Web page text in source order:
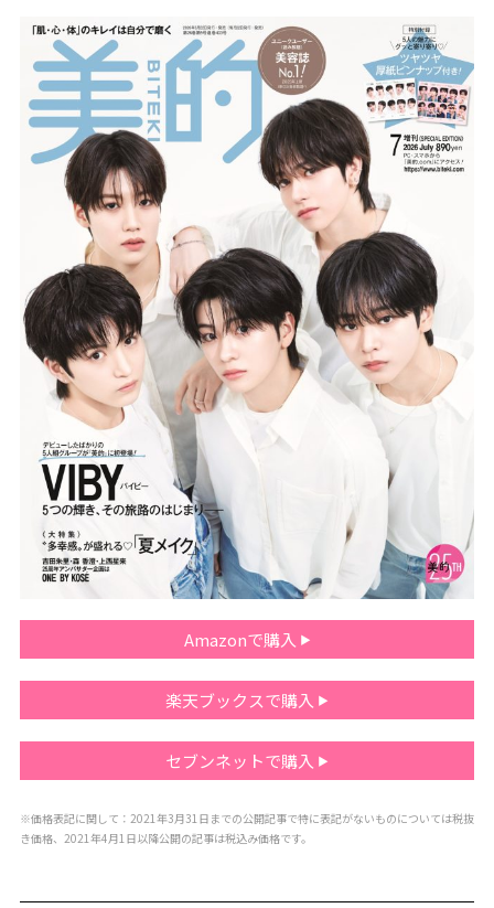
Amazonで購入
楽天ブックスで購入
セブンネットで購入
※価格表記に関して：2021年3月31日までの公開記事で特に表記がないものについては税抜
き価格、2021年4月1日以降公開の記事は税込み価格です。